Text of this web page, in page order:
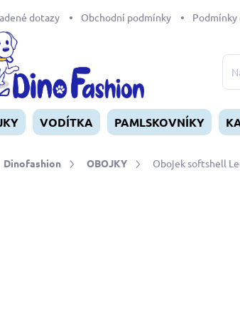
dotazy Obchodní podmínky Podmínky
VODÍTKA PAMLSKOVNÍKY
Dinofashion OBOJKY Obojek softshell